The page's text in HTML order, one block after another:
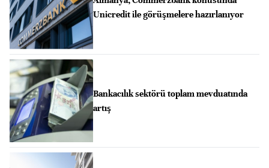
Unicredit ile görüşmelere hazırlanıyor
Bankacılık sektörü toplam mevduatında
artış